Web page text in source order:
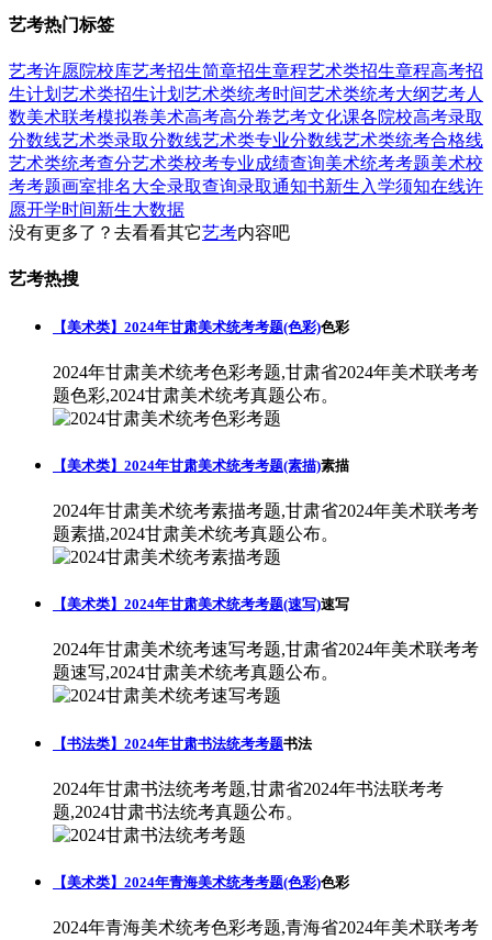
艺考热门标签
艺考许愿院校库艺考招生简章招生章程艺术类招生章程高考招
生计划 艺术类招生计划 艺术类统考时间艺术类统考大纲艺考人
数美术联考模拟卷美术高考高分卷艺考文化课各院校高考录取
分数线艺术类录取分数线艺术类专业分数线艺术类统考合格线
艺术类统考查分艺术类校考专业成绩查询美术统考考题美术校
考考题画室排名大全录取查询录取通知书新生入学须知在线许
愿开学时间新生大数据
没有更多了？去看看其它艺考内容吧
艺考热搜
【美术类】2024年甘肃美术统考考题(色彩)色彩
2024年甘肃美术统考色彩考题,甘肃省2024年美术联考考
题色彩,2024甘肃美术统考真题公布。
【美术类】2024年甘肃美术统考考题(素描)素描
2024年甘肃美术统考素描考题,甘肃省2024年美术联考考
题素描,2024甘肃美术统考真题公布。
【美术类】2024年甘肃美术统考考题(速写)速写
2024年甘肃美术统考速写考题,甘肃省2024年美术联考考
题速写,2024甘肃美术统考真题公布。
【书法类】2024年甘肃书法统考考题书法
2024年甘肃书法统考考题,甘肃省2024年书法联考考
题,2024甘肃书法统考真题公布。
【美术类】2024年青海美术统考考题(色彩)色彩
2024年青海美术统考色彩考题,青海省2024年美术联考考